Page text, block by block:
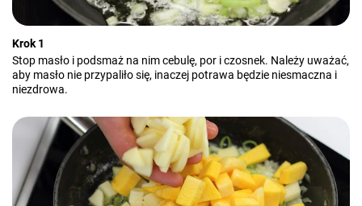
Krok 1
Stop masło i podsmaż na nim cebulę, por i czosnek. Należy uważać,
aby masło nie przypaliło się, inaczej potrawa będzie niesmaczna i
niezdrowa.